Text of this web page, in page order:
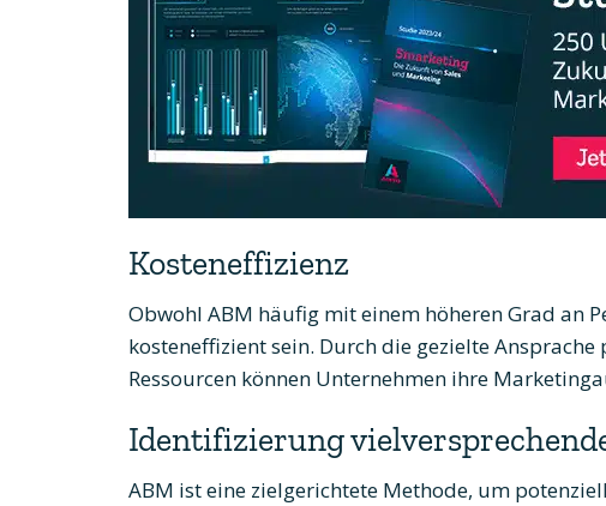
Kosteneffizienz
Obwohl ABM häufig mit einem höheren Grad an
kosteneffizient sein. Durch die gezielte
Ressourcen können Unternehmen ihre
Identifizierung
ABM ist eine zielgerichtete Methode, um